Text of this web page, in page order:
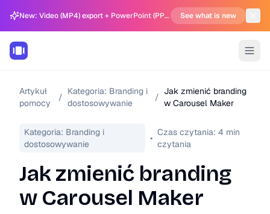
New: Video (MP4) export + PowerPoint (PPTX) support in Carousel Generator See what is new
Artykuł
pomocy
/
Kategoria: Branding i
dostosowywanie
/
Jak zmienić branding
w Carousel Maker
Kategoria: Branding i
dostosowywanie
•
Czas czytania: 4 min
czytania
Jak zmienić branding
w Carousel Maker